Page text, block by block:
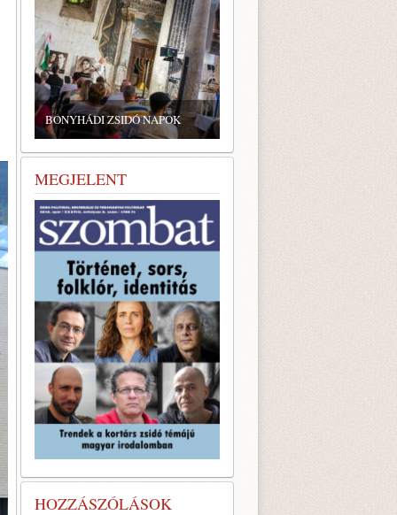
ZSIDÓ GASZTRONÓMIAI
TALÁLKOZÓ A BONYHÁDI
ZSINAGÓGÁBAN
MEGJELENT
HOZZÁSZÓLÁSOK